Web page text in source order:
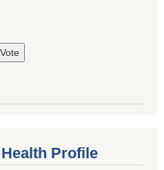
Health Profile